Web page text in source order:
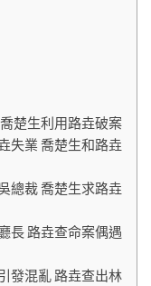
楚生利用路垚破案
失業 喬楚生和路垚
總裁 喬楚生求路垚
長 路垚查命案偶遇
發混亂 路垚查出林